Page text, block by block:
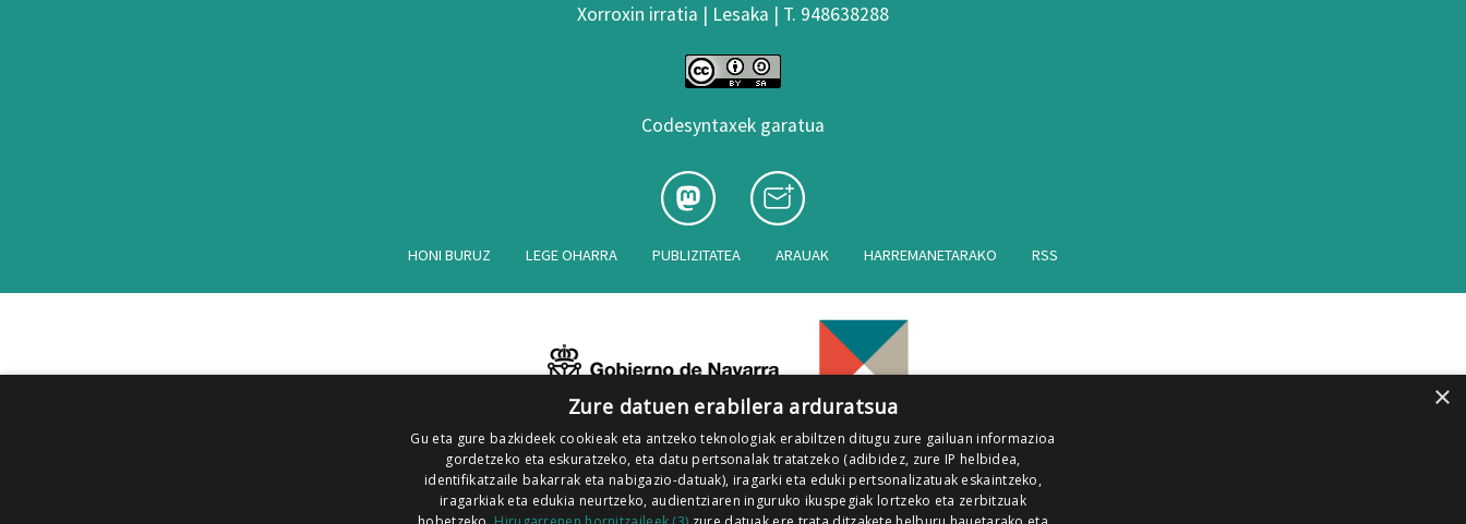
Xorroxin irratia | Lesaka | T. 948638288
Codesyntaxek garatua
HONI BURUZ LEGE OHARRA PUBLIZITATEA ARAUAK HARREMANETARAKO RSS
×
Zure datuen erabilera arduratsua
Gu eta gure bazkideek cookieak eta antzeko teknologiak erabiltzen ditugu zure gailuan informazioa
gordetzeko eta eskuratzeko, eta datu pertsonalak tratatzeko (adibidez, zure IP helbidea,
identifikatzaile bakarrak eta nabigazio-datuak), iragarki eta eduki pertsonalizatuak eskaintzeko,
iragarkiak eta edukia neurtzeko, audientziaren inguruko ikuspegiak lortzeko eta zerbitzuak